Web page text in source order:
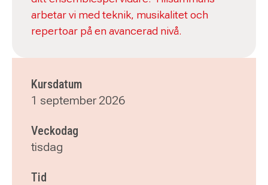
arbetar vi med teknik, musikalitet och
repertoar på en avancerad nivå.
Kursdatum
1 september 2026
Veckodag
tisdag
Tid